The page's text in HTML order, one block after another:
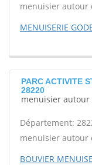
menuisier autour
MENUISERIE
PARC ACTIVITE
28220
menuisier autour
Département:
menuisier autour
BOUVIER